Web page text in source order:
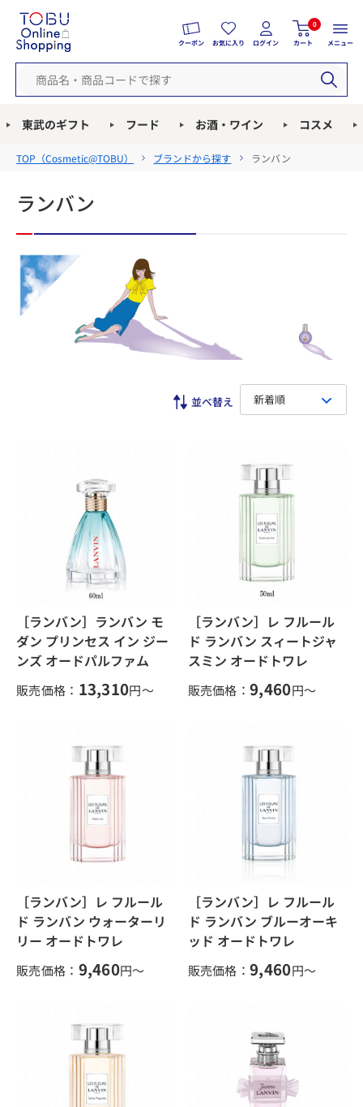
クーポン お気に入り ログイン
0
カート メニュー
東武のギフト フード お酒・ワイン コスメ
TOP（Cosmetic@TOBU） ブランドから探す ランバン
ランバン
新着順
［ランバン］ランバン モ
ダン プリンセス イン ジー
ンズ オードパルファム
販売価格： 13,310円～
［ランバン］レ フルール
ド ランバン スィートジャ
スミン オードトワレ
販売価格： 9,460円～
［ランバン］レ フルール
ド ランバン ウォーターリ
リー オードトワレ
販売価格： 9,460円～
［ランバン］レ フルール
ド ランバン ブルーオーキ
ッド オードトワレ
販売価格： 9,460円～